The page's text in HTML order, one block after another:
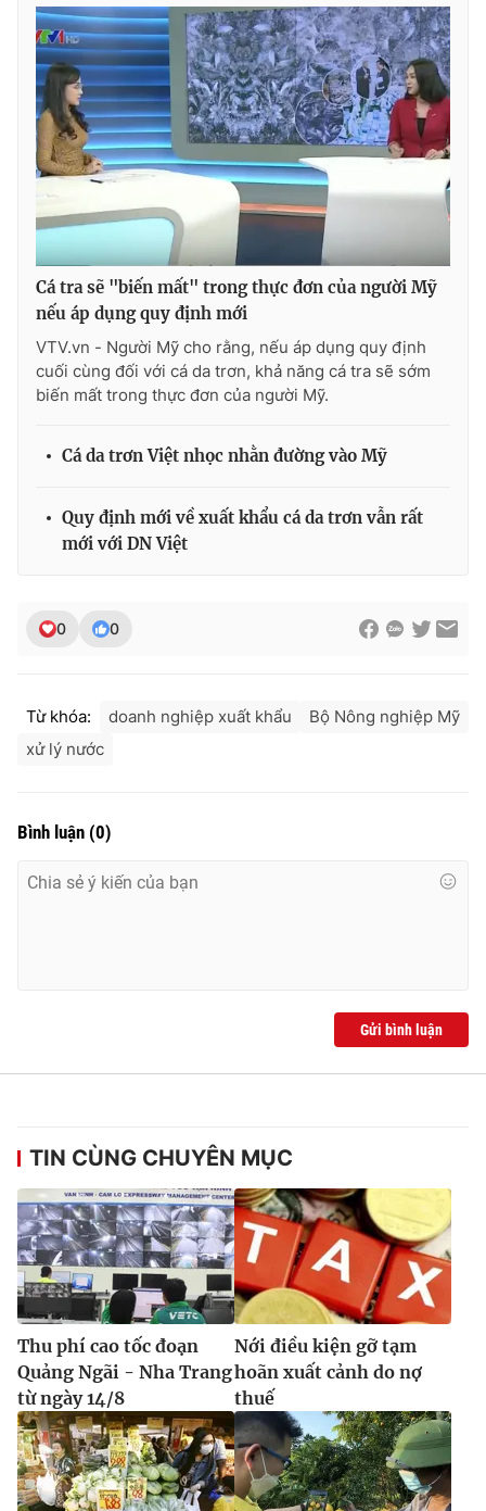
THỜI BÁO VTV
Theo dõi báo trên
Cơ quan chủ quản:Đài Truyền hình Việt Nam
Cơ quan báo chí:
Thời báo VTV
cấp ngày 29/12/2023
Tổng Biên tập:
Vũ Thanh Thủy
Tổng đài VTV:024.38 355 931 - 024.38 355 932
toasoan@vtv.vn
024-7300.7108
thuận bằng văn bản. Ghi rõ nguồn VTV.vn khi phát hành lại
Cá tra sẽ "biến mất" trong thực đơn của người Mỹ
nếu áp dụng quy định mới
VTV.vn - Người Mỹ cho rằng, nếu áp dụng quy định
cuối cùng đối với cá da trơn, khả năng cá tra sẽ sớm
biến mất trong thực đơn của người Mỹ.
Cá da trơn Việt nhọc nhằn đường vào Mỹ
Quy định mới về xuất khẩu cá da trơn vẫn rất
mới với DN Việt
0 0
Từ khóa: doanh nghiệp xuất khẩu
Bộ Nông nghiệp Mỹ
xử lý nước
Bình luận (0)
Gửi bình luận
TIN CÙNG CHUYÊN MỤC
Thu phí cao tốc đoạn
Quảng Ngãi - Nha Trang
từ ngày 14/8
Nới điều kiện gỡ tạm
hoãn xuất cảnh do nợ
thuế